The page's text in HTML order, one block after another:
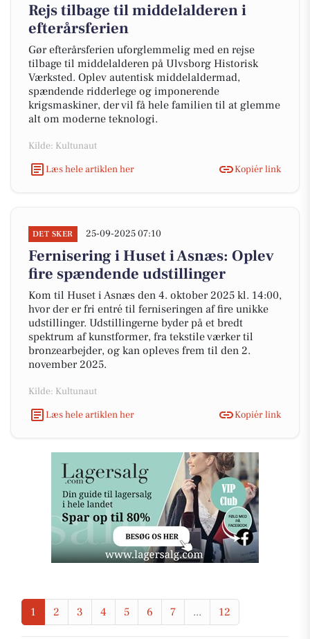
Rejs tilbage til middelalderen i
efterårsferien
Gør efterårsferien uforglemmelig med en rejse
tilbage til middelalderen på Ulvsborg Historisk
Værksted. Oplev autentisk middelaldermad,
spændende ridderlege og imponerende
krigsmaskiner, der vil få hele familien til at glemme
alt om moderne teknologi.
Kilde: Kultunaut
Læs hele artiklen her
Kopiér link
DET SKER 25-09-2025 07:10
Fernisering i Huset i Asnæs: Oplev
fire spændende udstillinger
Kom til Huset i Asnæs den 4. oktober 2025 kl. 14:00,
hvor der er fri entré til ferniseringen af fire unikke
udstillinger. Udstillingerne byder på et bredt
spektrum af kunstformer, fra tekstile værker til
bronzearbejder, og kan opleves frem til den 2.
november 2025.
Kilde: Kultunaut
Læs hele artiklen her
Kopiér link
1 2 3 4 5 6 7 ... 12